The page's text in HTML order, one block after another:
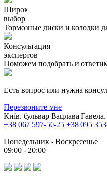
Широк
выбор
Тормозные диски и колодки
Консультация
экспертов
Поможем подобрать и
Есть вопрос или нужна
Перезвоните мне
Київ, бульвар Вацлава
+38 067 597-50-25 +38 095
Понедельник - Воскресенье
09:00 - 20:00